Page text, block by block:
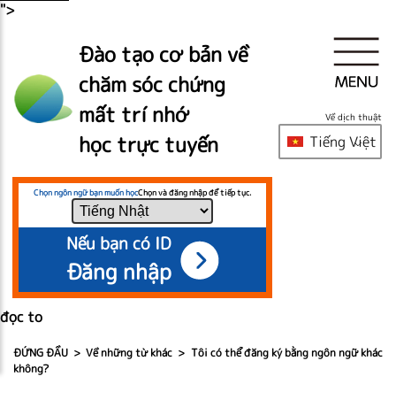
">
Đào tạo cơ bản về
chăm sóc chứng
mất trí nhớ
học trực tuyến
Chọn ngôn ngữ bạn muốn họcChọn và đăng nhập để tiếp tục.
Nếu bạn có ID
Đăng nhập
đọc to
Về dịch thuật
Tiếng Việt
ĐỨNG ĐẦU Về những từ khác
Tôi có thể đăng ký bằng ngôn ngữ khác
không?